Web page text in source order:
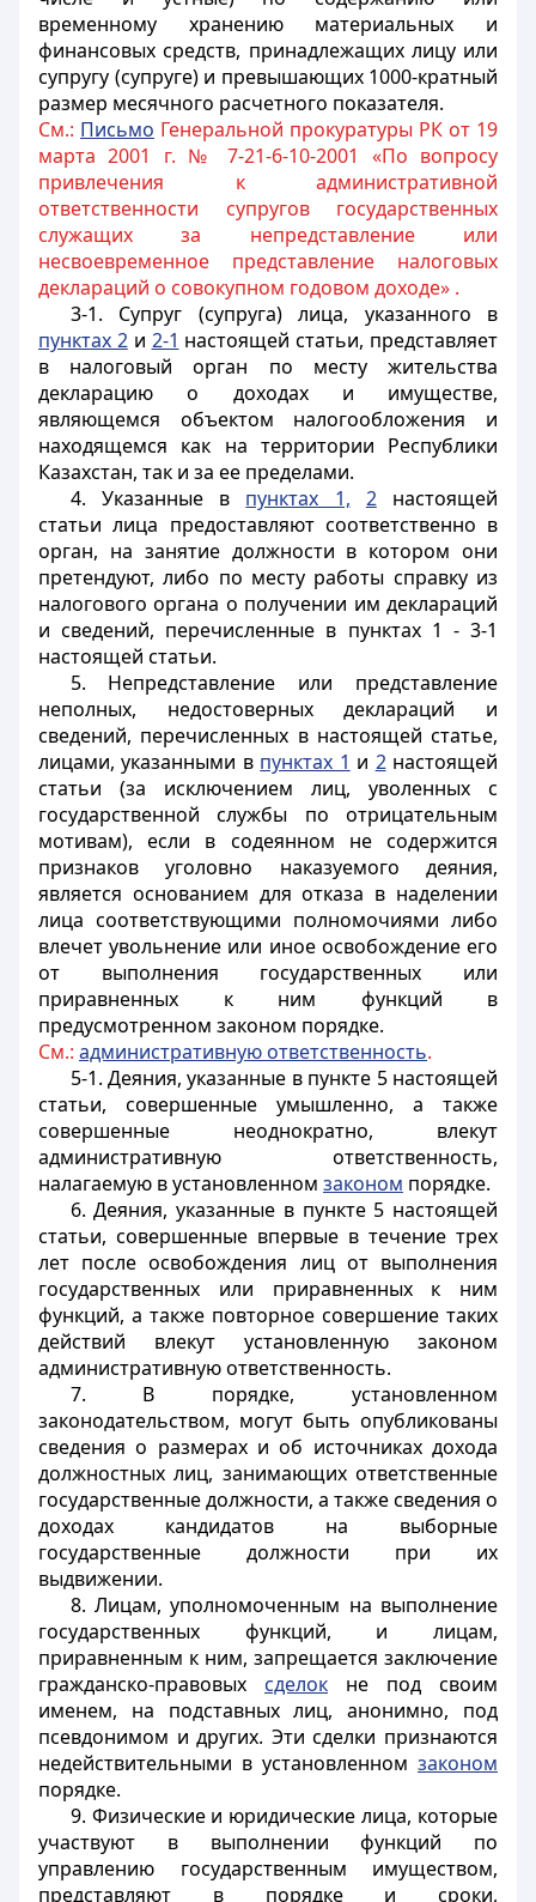
временному хранению материальных и
финансовых средств, принадлежащих лицу или
супругу (супруге) и превышающих 1000-кратный
размер месячного расчетного показателя.
См.: Письмо Генеральной прокуратуры РК от 19
марта 2001 г. № 7-21-6-10-2001 «По вопросу
привлечения к административной
ответственности супругов государственных
служащих за непредставление или
несвоевременное представление налоговых
деклараций о совокупном годовом доходе» .
3-1. Супруг (супруга) лица, указанного в
пунктах 2и 2-1 настоящей статьи, представляет
в налоговый орган по месту жительства
декларацию о доходах и имуществе,
являющемся объектом налогообложения и
находящемся как на территории Республики
Казахстан, так и за ее пределами.
4. Указанные в пунктах 1, 2настоящей
статьи лица предоставляют соответственно в
орган, на занятие должности в котором они
претендуют, либо по месту работы справку из
налогового органа о получении им деклараций
и сведений, перечисленные в пунктах 1 - 3-1
настоящей статьи.
5. Непредставление или представление
неполных, недостоверных деклараций и
сведений, перечисленных в настоящей статье,
лицами, указанными в пунктах 1 и 2настоящей
статьи (за исключением лиц, уволенных с
государственной службы по отрицательным
мотивам), если в содеянном не содержится
признаков уголовно наказуемого деяния,
является основанием для отказа в наделении
лица соответствующими полномочиями либо
влечет увольнение или иное освобождение его
от выполнения государственных или
приравненных к ним функций в
предусмотренном законом порядке.
См.: административную ответственность.
5-1. Деяния, указанные в пункте 5 настоящей
статьи, совершенные умышленно, а также
совершенные неоднократно, влекут
административную ответственность,
налагаемую в установленном законом порядке.
6. Деяния, указанные в пункте 5 настоящей
статьи, совершенные впервые в течение трех
лет после освобождения лиц от выполнения
государственных или приравненных к ним
функций, а также повторное совершение таких
действий влекут установленную законом
административную ответственность.
7. В порядке, установленном
законодательством, могут быть опубликованы
сведения о размерах и об источниках дохода
должностных лиц, занимающих ответственные
государственные должности, а также сведения о
доходах кандидатов на выборные
государственные должности при их
выдвижении.
8. Лицам, уполномоченным на выполнение
государственных функций, и лицам,
приравненным к ним, запрещается заключение
гражданско-правовых сделок не под своим
именем, на подставных лиц, анонимно, под
псевдонимом и других. Эти сделки признаются
недействительными в установленном законом
порядке.
9. Физические и юридические лица, которые
участвуют в выполнении функций по
управлению государственным имуществом,
представляют в порядке и сроки,